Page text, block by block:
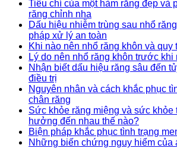
Tiêu chí của một hàm răng đẹp và
răng chỉnh nha
Dấu hiệu nhiễm trùng sau nhổ
pháp xử lý an toàn
Khi nào nên nhổ răng khôn và quy
Lý do nên nhổ răng khôn trước khi
Nhận biết dấu hiệu răng sâu đến
điều trị
Nguyên nhân và cách khắc phục
chân răng
Sức khỏe răng miệng và sức khỏe
hưởng đến nhau thế nào?
Biện pháp khắc phục tình trạng
Những biến chứng nguy hiểm của